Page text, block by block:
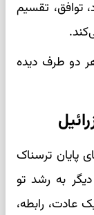
توافق، تقسیم
دو طرف دیده
پایان ترسناک
به رشد تو
رابطه،